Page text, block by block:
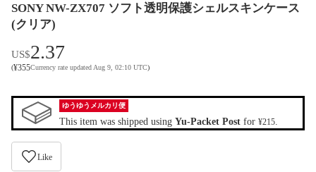
SONY NW-ZX707 ソフト透明保護シェルスキンケース
(クリア)
US$2.37
(¥355Currency rate updated Aug 9, 02:10 UTC)
ゆうゆうメルカリ便
This item was shipped using Yu-Packet Post for ¥215
Like